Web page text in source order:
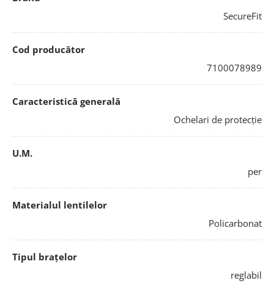
SecureFit
Cod producător
7100078989
Caracteristică generală
Ochelari de protecție
U.M.
per
Materialul lentilelor
Policarbonat
Tipul brațelor
reglabil